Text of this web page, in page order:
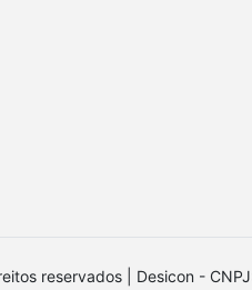
reservados | Desicon -